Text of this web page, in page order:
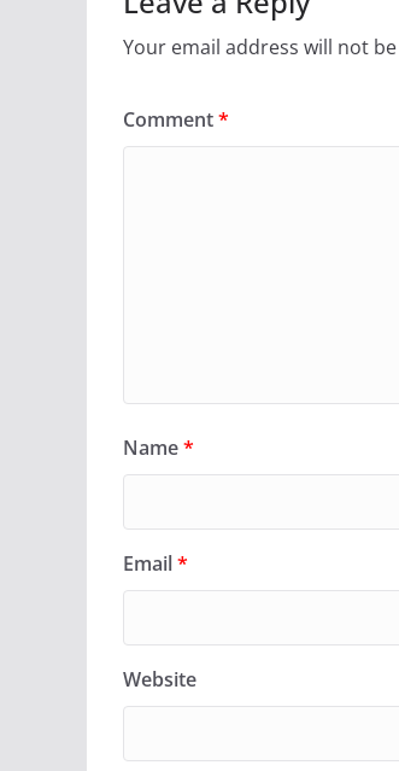
Your email address will not
Comment*
Name*
Email*
Website